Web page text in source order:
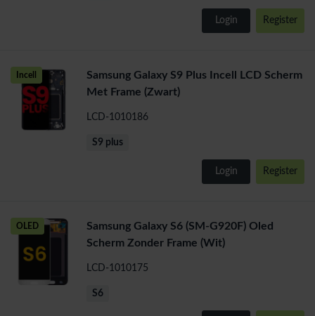
Login Register
Incell
Samsung Galaxy S9 Plus Incell LCD Scherm
Met Frame (Zwart)
LCD-1010186
S9 plus
Login Register
OLED
Samsung Galaxy S6 (SM-G920F) Oled
Scherm Zonder Frame (Wit)
LCD-1010175
S6